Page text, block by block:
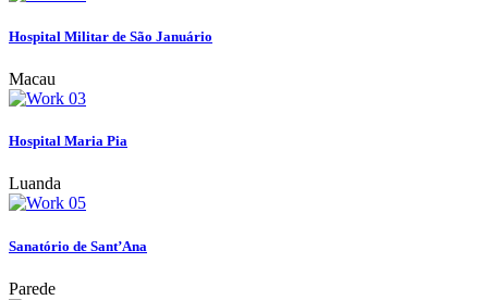
Hospital Militar de São Januário
Macau
Hospital Maria Pia
Luanda
Sanatório de Sant’Ana
Parede